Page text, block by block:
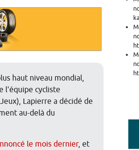
haut niveau mondial,
l'équipe cycliste
Lapierre a décidé de
au-delà du
le mois dernier, et